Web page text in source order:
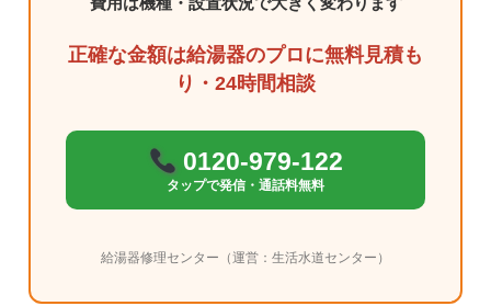
正確な金額は給湯器のプロに無料見積も
り・24時間相談
0120-979-122
タップで発信・通話料無料
給湯器修理センター（運営：生活水道センター）